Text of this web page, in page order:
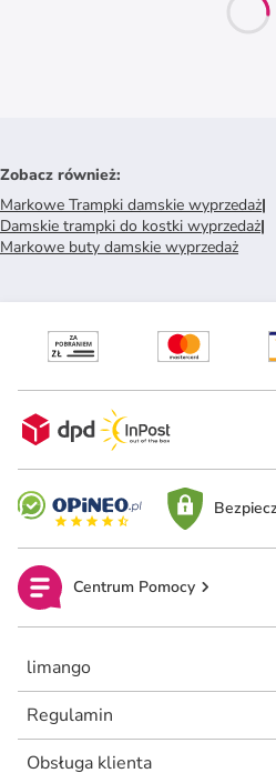
Zobacz również:
Markowe Trampki damskie wyprzedaż|
Damskie trampki do kostki wyprzedaż|
Markowe buty damskie wyprzedaż
Centrum Pomocy
limango
Regulamin
Obsługa klienta